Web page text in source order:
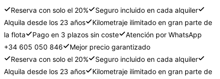
Reserva con solo el 20%
Seguro incluido en cada alquiler
Alquila desde los 23 años
Kilometraje ilimitado en gran parte de
la flota
Pago en 3 plazos sin coste
Atención por WhatsApp
+34 605 050 846
Mejor precio garantizado
Reserva con solo el 20%
Seguro incluido en cada alquiler
Alquila desde los 23 años
Kilometraje ilimitado en gran parte de